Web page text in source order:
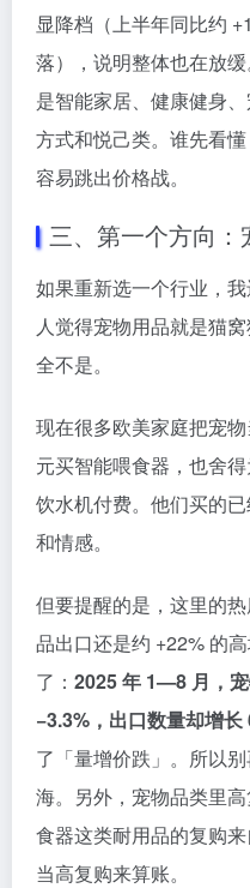
显降档（上半年同比约
落），说明整体也在放
是智能家居、健康健身
方式和悦己类。谁先看
容易跳出价格战。
三、第一个方向
如果重新选一个行业，
人觉得宠物用品就是猫
全不是。
现在很多欧美家庭把宠
元买智能喂食器，也舍
饮水机付费。他们买的
和情感。
但要提醒的是，这里的
品出口还是约 +22% 的
了： 2025 年 1—8 月，
−3.3%，出口数量却增长
了「量增价跌」。所以
海。另外，宠物品类里
食器这类耐用品的复购
当高复购来算账。